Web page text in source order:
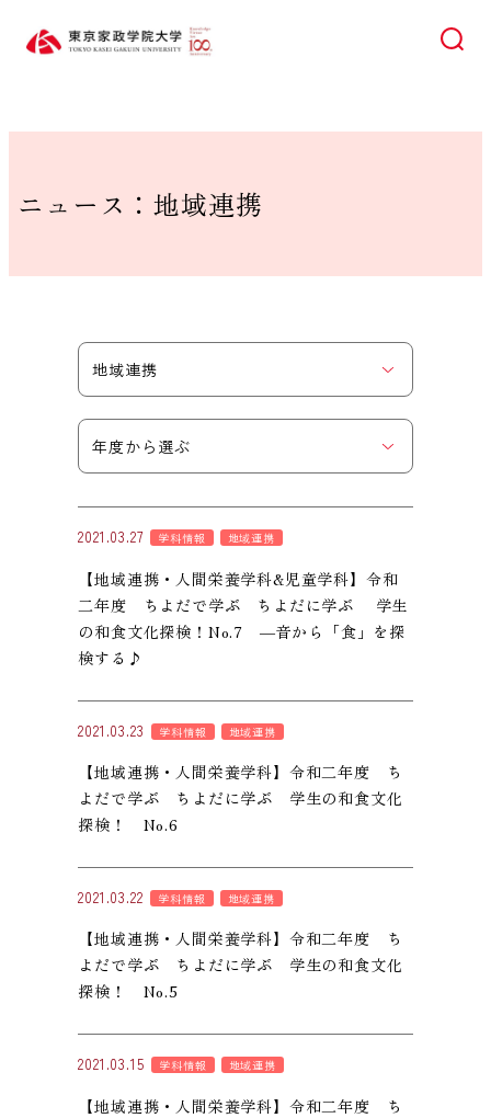
検索
HOME ニュース 地域連携
ニュース：地域連携
2021.03.27 学科情報 地域連携
【地域連携・人間栄養学科&児童学科】令和
二年度 ちよだで学ぶ ちよだに学ぶ 学生
の和食文化探検！No.7 ―音から「食」を探
検する♪
2021.03.23 学科情報 地域連携
【地域連携・人間栄養学科】令和二年度 ち
よだで学ぶ ちよだに学ぶ 学生の和食文化
探検！ No.6
2021.03.22 学科情報 地域連携
【地域連携・人間栄養学科】令和二年度 ち
よだで学ぶ ちよだに学ぶ 学生の和食文化
探検！ No.5
2021.03.15 学科情報 地域連携
【地域連携・人間栄養学科】令和二年度 ち